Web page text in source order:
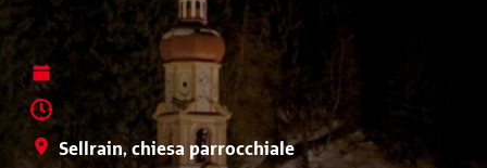
Sellrain, chiesa parrocchiale